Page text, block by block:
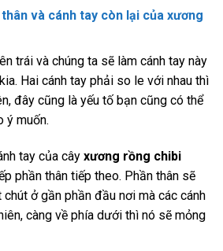
thân và cánh tay còn lại của xương
trái và chúng ta sẽ làm cánh tay này
Hai cánh tay phải so le với nhau thì
đây cũng là yếu tố bạn cũng có thể
ý muốn.
tay của cây xương rồng chibi
phần thân tiếp theo. Phần thân sẽ
ở gần phần đầu nơi mà các cánh
càng về phía dưới thì nó sẽ mỏng